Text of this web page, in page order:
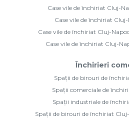
Case vile de închiriat Cluj-
Case vile de închiriat
Case vile de închiriat Cluj-
Case vile de închiriat Cluj-
Închirieri
Spații de birouri de
Spații comerciale de
Spații industriale de
Spații de birouri de închiriat